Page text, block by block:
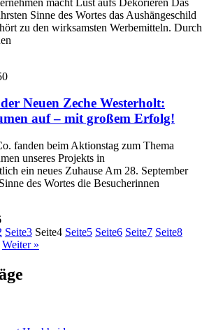
Sinne des Wortes das Aushängeschild
zu den wirksamsten Werbemitteln. Durch
Neuen Zeche Westerholt:
auf – mit großem Erfolg!
fanden beim Aktionstag zum Thema
unseres Projekts in
ein neues Zuhause Am 28. September
des Wortes die Besucherinnen
Seite3 Seite4 Seite5 Seite6 Seite7 Seite8
Weiter »